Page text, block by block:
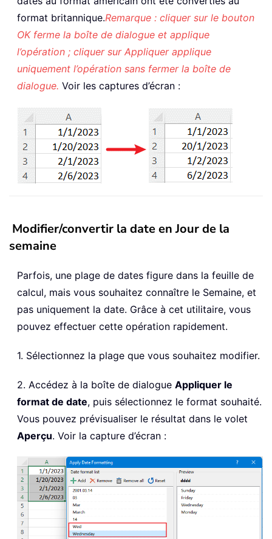
format britannique.Remarque : cliquer sur le bouton
OK ferme la boîte de dialogue et applique
l’opération ; cliquer sur Appliquer applique
uniquement l’opération sans fermer la boîte de
dialogue. Voir les captures d’écran :
Modifier/convertir la date en Jour de la
semaine
Parfois, une plage de dates figure dans la feuille de
calcul, mais vous souhaitez connaître le Semaine, et
pas uniquement la date. Grâce à cet utilitaire, vous
pouvez effectuer cette opération rapidement.
1. Sélectionnez la plage que vous souhaitez modifier.
2. Accédez à la boîte de dialogue Appliquer le
format de date, puis sélectionnez le format souhaité.
Vous pouvez prévisualiser le résultat dans le volet
Aperçu. Voir la capture d’écran :